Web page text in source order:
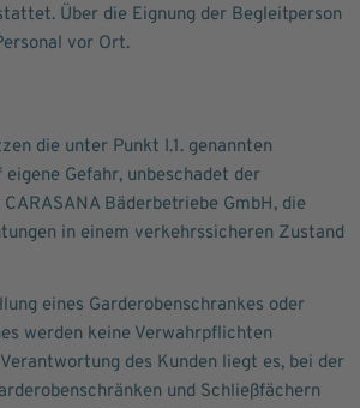
Über die Eignung der Begleitperson
vor Ort.
die unter Punkt I.1. genannten
Gefahr, unbeschadet der
Bäderbetriebe GmbH, die
in einem verkehrssicheren Zustand
eines Garderobenschrankes oder
werden keine Verwahrpflichten
des Kunden liegt es, bei der
und Schließfächern